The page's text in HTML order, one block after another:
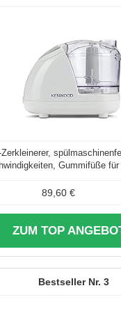
Gummifüße für
89,60 €
ZUM TOP
3